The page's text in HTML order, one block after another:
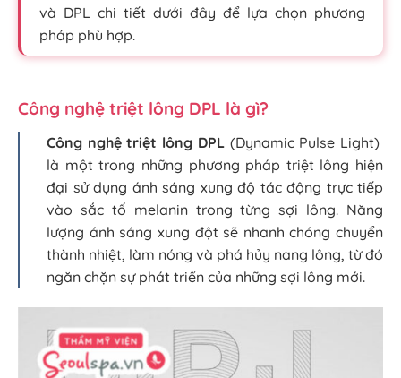
và DPL chi tiết dưới đây để lựa chọn phương
pháp phù hợp.
Công nghệ triệt lông DPL là gì?
Công nghệ triệt lông DPL(Dynamic Pulse Light)
là một trong những phương pháp triệt lông hiện
đại sử dụng ánh sáng xung độ tác động trực tiếp
vào sắc tố melanin trong từng sợi lông. Năng
lượng ánh sáng xung đột sẽ nhanh chóng chuyển
thành nhiệt, làm nóng và phá hủy nang lông, từ đó
ngăn chặn sự phát triển của những sợi lông mới.